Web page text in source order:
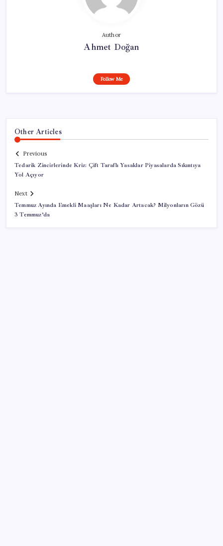
Author
Ahmet Doğan
Follow Me
Other Articles
Previous
Tedarik Zincirlerinde Kriz: Çift Taraflı Yasaklar Piyasalarda Sıkıntıya
Yol Açıyor
Next
Temmuz Ayında Emekli Maaşları Ne Kadar Artacak? Milyonların Gözü
3 Temmuz’da